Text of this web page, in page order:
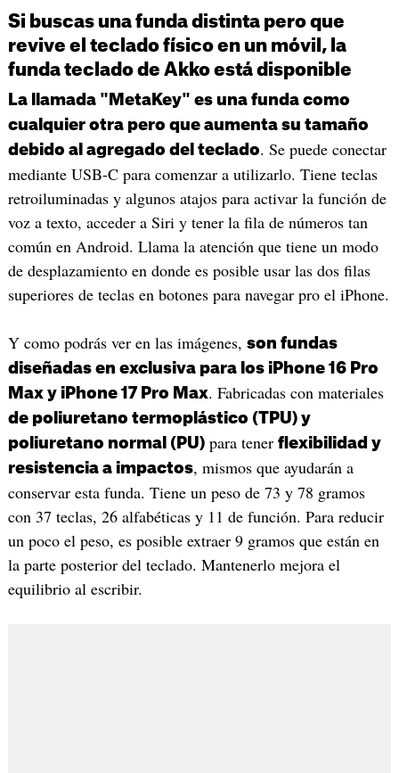
Si buscas una funda distinta pero que
revive el teclado físico en un móvil, la
funda teclado de Akko está disponible
La llamada "MetaKey" es una funda como
cualquier otra pero que aumenta su tamaño
debido al agregado del teclado. Se puede conectar
mediante USB-C para comenzar a utilizarlo. Tiene teclas
retroiluminadas y algunos atajos para activar la función de
voz a texto, acceder a Siri y tener la fila de números tan
común en Android. Llama la atención que tiene un modo
de desplazamiento en donde es posible usar las dos filas
superiores de teclas en botones para navegar pro el iPhone.
Y como podrás ver en las imágenes, son fundas
diseñadas en exclusiva para los iPhone 16 Pro
Max y iPhone 17 Pro Max. Fabricadas con materiales
de poliuretano termoplástico (TPU) y
poliuretano normal (PU)para tener flexibilidad y
resistencia a impactos, mismos que ayudarán a
conservar esta funda. Tiene un peso de 73 y 78 gramos
con 37 teclas, 26 alfabéticas y 11 de función. Para reducir
un poco el peso, es posible extraer 9 gramos que están en
la parte posterior del teclado. Mantenerlo mejora el
equilibrio al escribir.